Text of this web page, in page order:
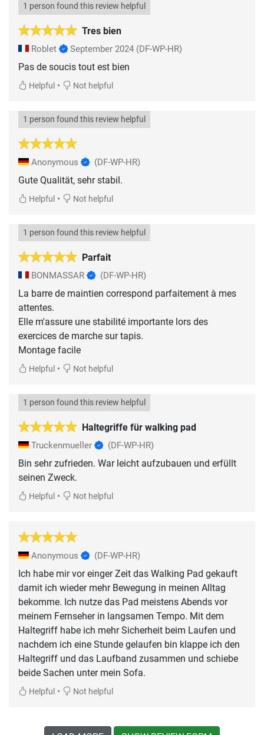
Tres bien
1 person found this review helpful
Roblet September 2024 (DF-WP-HR)
Pas de soucis tout est bien
Helpful • Not helpful
1 person found this review helpful
Anonymous (DF-WP-HR)
Gute Qualität, sehr stabil.
Helpful • Not helpful
Parfait
1 person found this review helpful
BONMASSAR (DF-WP-HR)
La barre de maintien correspond parfaitement à mes
attentes.
Elle m'assure une stabilité importante lors des
exercices de marche sur tapis.
Montage facile
Helpful • Not helpful
Haltegriffe für walking pad
1 person found this review helpful
Truckenmueller (DF-WP-HR)
Bin sehr zufrieden. War leicht aufzubauen und erfüllt
seinen Zweck.
Helpful • Not helpful
Anonymous (DF-WP-HR)
Ich habe mir vor einger Zeit das Walking Pad gekauft
damit ich wieder mehr Bewegung in meinen Alltag
bekomme. Ich nutze das Pad meistens Abends vor
meinem Fernseher in langsamen Tempo. Mit dem
Haltegriff habe ich mehr Sicherheit beim Laufen und
nachdem ich eine Stunde gelaufen bin klappe ich den
Haltegriff und das Laufband zusammen und schiebe
beide Sachen unter mein Sofa.
Helpful • Not helpful